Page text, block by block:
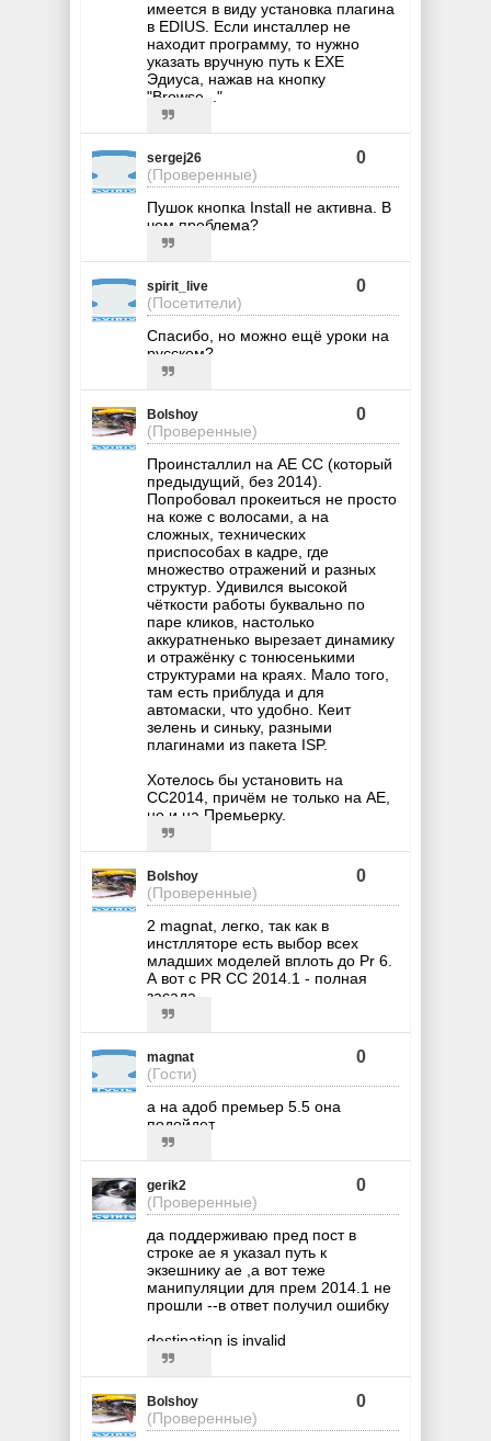
имеется в виду установка плагина
в EDIUS. Если инсталлер не
находит программу, то нужно
указать вручную путь к EXE
Эдиуса, нажав на кнопку
"Browse..."
sergej26
(Проверенные)
0
Пушок кнопка Install не активна. В
чем проблема?
spirit_live
(Посетители)
0
Спасибо, но можно ещё уроки на
русском?
Bolshoy
(Проверенные)
0
Проинсталлил на АЕ СС (который
предыдущий, без 2014).
Попробовал прокеиться не просто
на коже с волосами, а на
сложных, технических
приспособах в кадре, где
множество отражений и разных
структур. Удивился высокой
чёткости работы буквально по
паре кликов, настолько
аккуратненько вырезает динамику
и отражёнку с тонюсенькими
структурами на краях. Мало того,
там есть приблуда и для
автомаски, что удобно. Кеит
зелень и синьку, разными
плагинами из пакета ISP.
Хотелось бы установить на
СС2014, причём не только на АЕ,
но и на Премьерку.
Bolshoy
(Проверенные)
0
2 magnat, легко, так как в
инстлляторе есть выбор всех
младших моделей вплоть до Pr 6.
А вот с PR СС 2014.1 - полная
засада.
magnat
(Гости)
0
а на адоб премьер 5.5 она
подойдет
gerik2
(Проверенные)
0
да поддерживаю пред пост в
строке ае я указал путь к
экзешнику ае ,а вот теже
манипуляции для прем 2014.1 не
прошли --в ответ получил ошибку
destination is invalid
Bolshoy
(Проверенные)
0